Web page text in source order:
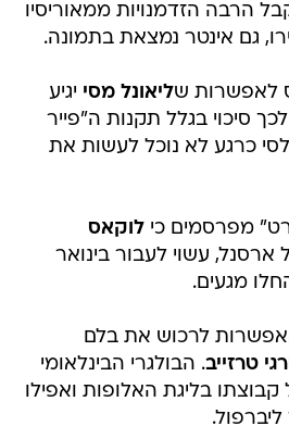
הרבה הזדמנויות ממאוריסיו
גם אינטר נמצאת בתמונה.
לאפשרות שליאונל מסי יגיע
סיכוי בגלל תקנות ה"פייר
כרגע לא נוכל לעשות את
מפרסמים כילוקאס
עשוי לעבור בינואר
מגעים.
לרכוש את בלם
טרזייב. הבולגרי הבינלאומי
בליגת האלופות ואפילו